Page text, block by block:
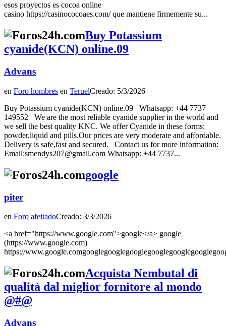
esos proyectos es cocoa online
casino https://casinococoaes.com/ que mantiene firmemente su...
Buy Potassium
cyanide(KCN) online.09
Advans
en Foro hombres en TeruelCreado: 5/3/2026
Buy Potassium cyanide(KCN) online.09 Whatsapp: +44 7737
149552 We are the most reliable cyanide supplier in the world and
we sell the best quality KNC. We offer Cyanide in these forms:
powder,liquid and pills.Our prices are very moderate and affordable.
Delivery is safe,fast and secured. Contact us for more information:
Email:smendys207@gmail.com Whatsapp: +44 7737...
google
piter
en Foro afeitadoCreado: 3/3/2026
<a href="https://www.google.com">google</a> google
(https://www.google.com)
https://
Acquista Nembutal di
qualità dal miglior fornitore al mondo
@#@
Advans